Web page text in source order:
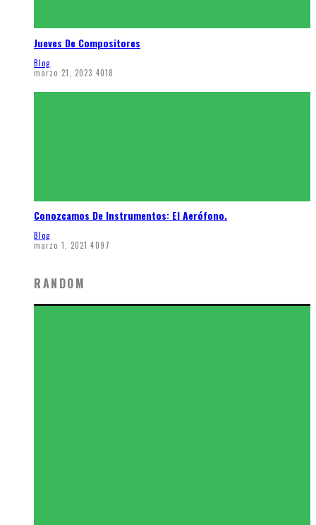
Jueves De Compositores
Blog
marzo 21, 2023 4018
Conozcamos De Instrumentos: El Aerófono.
Blog
marzo 1, 2021 4097
RANDOM